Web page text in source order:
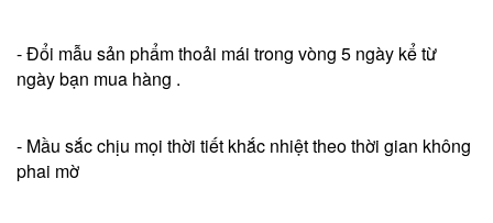
- Đổi mẫu sản phẩm thoải mái trong vòng 5 ngày kể từ
ngày bạn mua hàng .
- Mầu sắc chịu mọi thời tiết khắc nhiệt theo thời gian không
phai mờ